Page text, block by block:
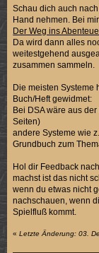
Schau dich auch
Hand nehmen. Bei
Der Weg ins
Da wird dann alles
weitestgehend
zusammen sammeln.
Die meisten Systeme
Buch/Heft gewidmet:
Bei DSA wäre aus
Seiten)
andere Systeme wie
Grundbuch zum
Hol dir Feedback
machst ist das nicht
wenn du etwas nicht
nachschauen, wenn
Spielfluß kommt.
«Letzte Änderung: 03.